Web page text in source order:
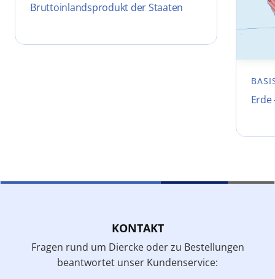
Bruttoinlandsprodukt der Staaten
KONTAKT
Fragen rund um Diercke oder zu Bestellungen
beantwortet unser Kundenservice: